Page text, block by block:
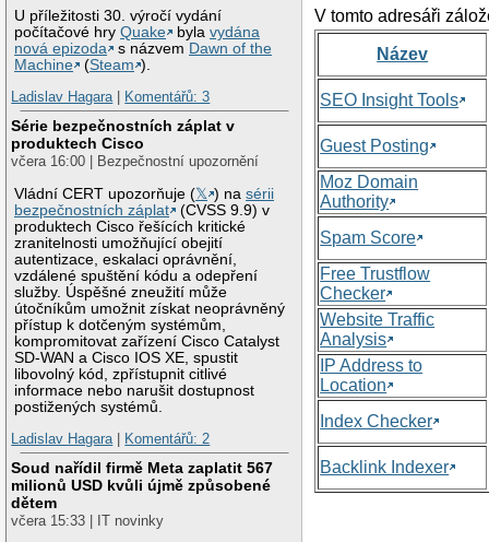
U příležitosti 30. výročí vydání
počítačové hryQuake bylavydána
nová epizoda
s názvem Dawn of the
Machine
(Steam ).
Ladislav Hagara| Komentářů: 3
Série bezpečnostních záplat v
produktech Cisco
včera 16:00 | Bezpečnostní upozornění
Vládní CERT upozorňuje (𝕏 ) nasérii
bezpečnostních záplat
(CVSS 9.9) v
produktech Cisco řešících kritické
zranitelnosti umožňující obejití
autentizace, eskalaci oprávnění,
vzdálené spuštění kódu a odepření
služby. Úspěšné zneužití může
útočníkům umožnit získat neoprávněný
přístup k dotčeným systémům,
kompromitovat zařízení Cisco Catalyst
SD-WAN a Cisco IOS XE, spustit
libovolný kód, zpřístupnit citlivé
informace nebo narušit dostupnost
postižených systémů.
Ladislav Hagara| Komentářů: 2
Soud nařídil firmě Meta zaplatit 567
milionů USD kvůli újmě způsobené
dětem
včera 15:33 | IT novinky
V tomto adresáři
Název
SEO Insight Tools
Guest Posting
Moz Domain
Authority
Spam Score
Free Trustflow
Checker
Website Traffic
Analysis
IP Address to
Location
Index Checker
Backlink Indexer